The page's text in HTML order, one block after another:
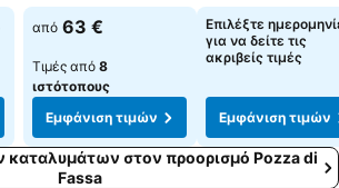
από 63 €
Τιμές από 8
ιστότοπους
Εμφάνιση τιμών
Επιλέξτε
για να δείτε τις
ακριβείς τιμές
Εμφάνιση τιμών
στον προορισμό Pozza di
Fassa